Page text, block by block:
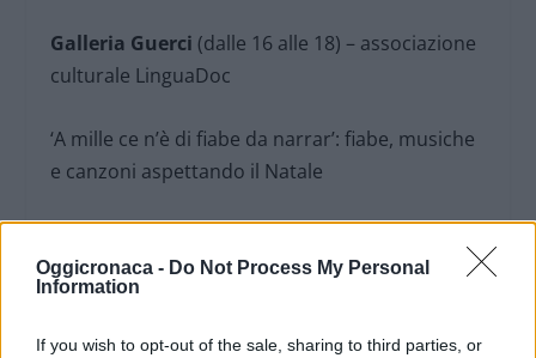
Oggicronaca - Do Not Process My Personal
Information
If you wish to opt-out of the sale, sharing to third parties, or
Galleria Guerci (dalle 16 alle 18) – associazione
culturale LinguaDoc
‘A mille ce n’è di fiabe da narrar’: fiabe, musiche
e canzoni aspettando il Natale
In piazza Marconi sarà presente il ‘Villaggio di